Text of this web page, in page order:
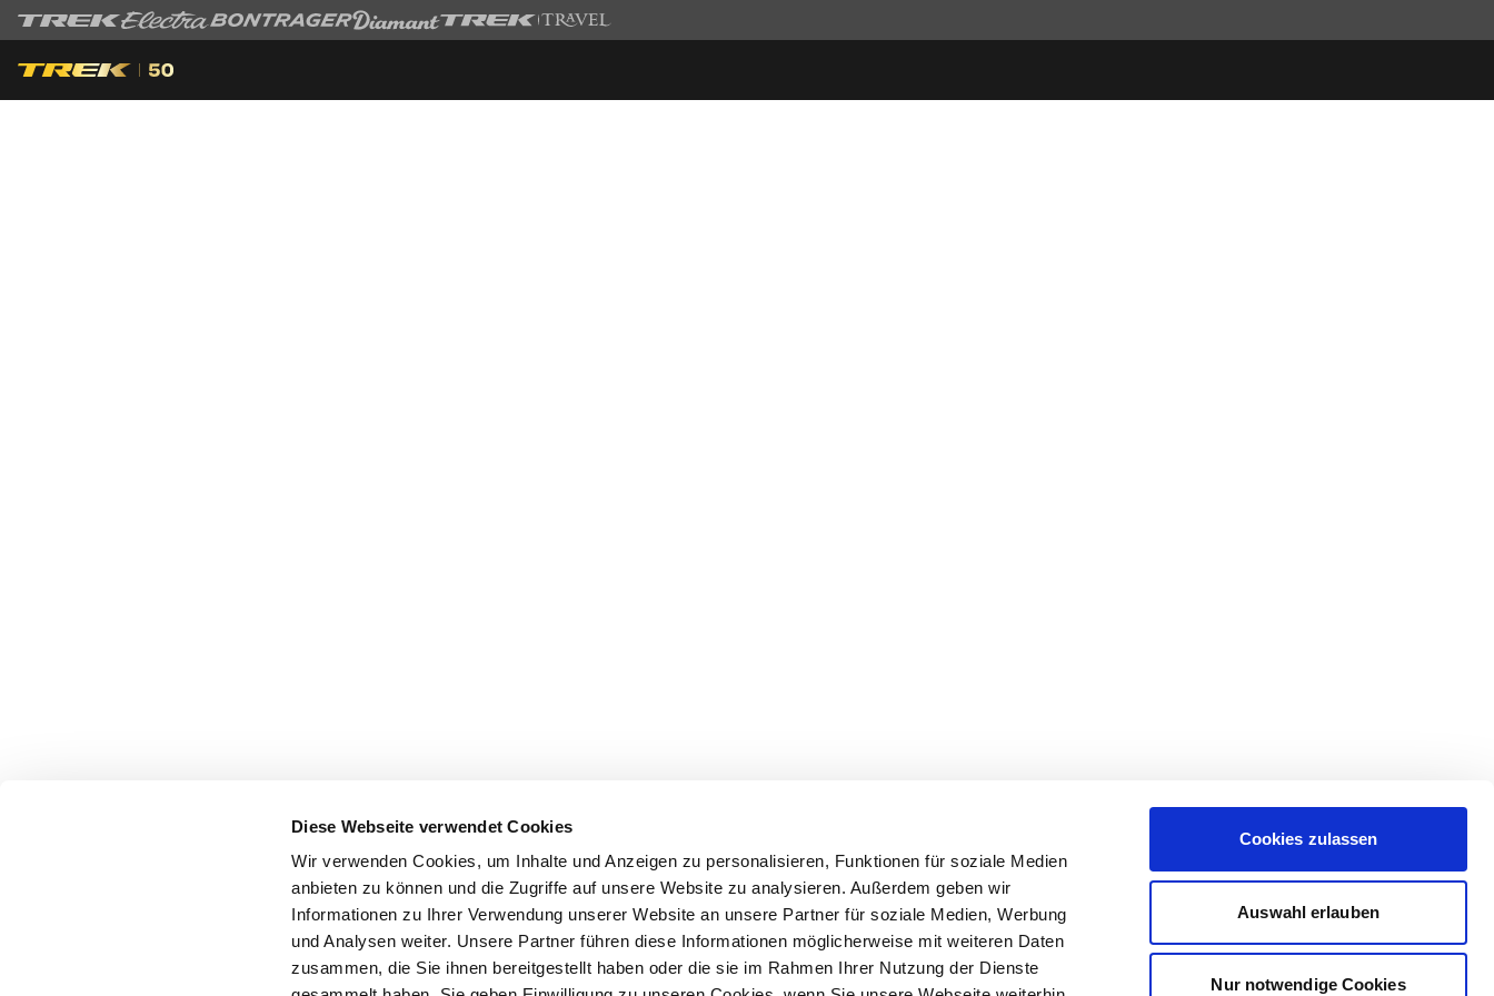
Diese Webseite verwendet Cookies
Wir verwenden Cookies, um Inhalte und Anzeigen zu personalisieren, Funktionen für soziale Medien
anbieten zu können und die Zugriffe auf unsere Website zu analysieren. Außerdem geben wir
Informationen zu Ihrer Verwendung unserer Website an unsere Partner für soziale Medien, Werbung
und Analysen weiter. Unsere Partner führen diese Informationen möglicherweise mit weiteren Daten
zusammen, die Sie ihnen bereitgestellt haben oder die sie im Rahmen Ihrer Nutzung der Dienste
Cookies zulassen
Auswahl erlauben
Nur notwendige Cookies